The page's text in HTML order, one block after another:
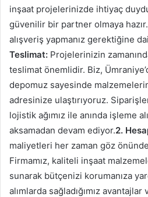
inşaat projelerinizde ihtiyaç
güvenilir bir partner olmaya
alışveriş yapmanız gerektiğine
Teslimat: Projelerinizin
teslimat önemlidir. Biz,
depomuz sayesinde
adresinize ulaştırıyoruz.
lojistik ağımız ile anında işleme
aksamadan devam ediyor.2.
maliyetleri her zaman göz
Firmamız, kaliteli inşaat
sunarak bütçenizi korumanıza
alımlarda sağladığımız